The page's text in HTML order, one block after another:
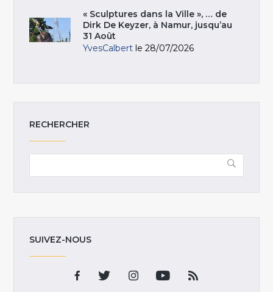
« Sculptures dans la Ville », … de
Dirk De Keyzer, à Namur, jusqu’au
31 Août
YvesCalbert le 28/07/2026
RECHERCHER
SUIVEZ-NOUS